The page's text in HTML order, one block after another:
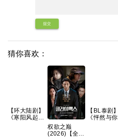
提交
猜你喜欢：
【环大陆剧】
《寒阳风起春
权欲之巅
(2026)【全
【BL泰剧】
《怦然与你